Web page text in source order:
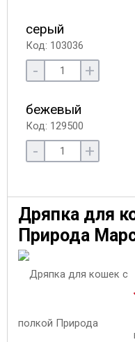
серый
Код: 103036
- +
бежевый
Код: 129500
- +
Дряпка для
Природа